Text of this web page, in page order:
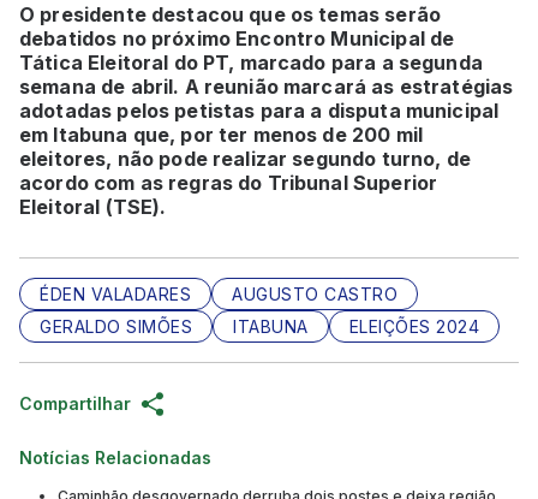
O presidente destacou que os temas serão
debatidos no próximo Encontro Municipal de
Tática Eleitoral do PT, marcado para a segunda
semana de abril. A reunião marcará as estratégias
adotadas pelos petistas para a disputa municipal
em Itabuna que, por ter menos de 200 mil
eleitores, não pode realizar segundo turno, de
acordo com as regras do Tribunal Superior
Eleitoral (TSE).
ÉDEN VALADARES
AUGUSTO CASTRO
GERALDO SIMÕES
ITABUNA ELEIÇÕES 2024
Compartilhar
Notícias Relacionadas